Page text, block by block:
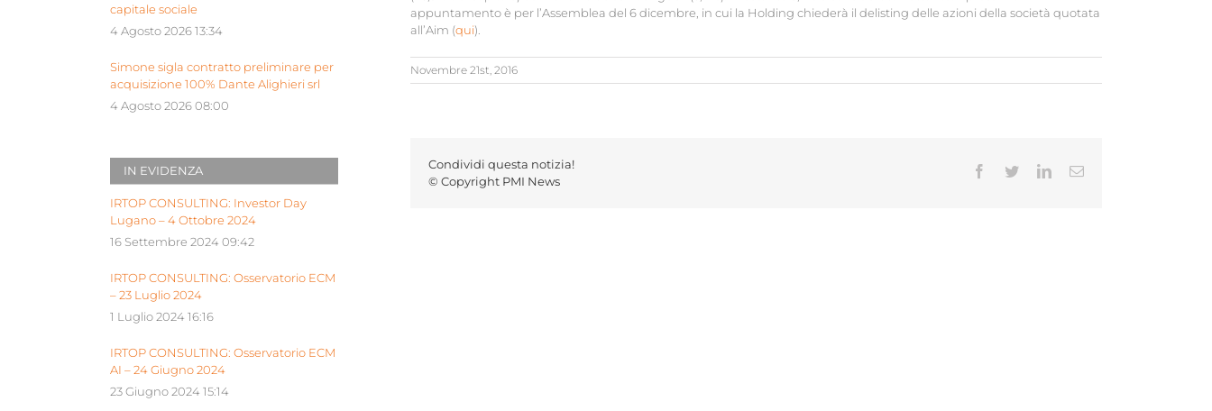
appuntamento è per l’Assemblea del 6 dicembre, in cui la Holding chiederà il delisting delle azioni della società quotata
all’Aim (qui).
Novembre 21st, 2016
Condividi questa notizia!
© Copyright PMI News
Facebook
TwitterLinkedInEmail
capitale sociale
4 Agosto 2026 13:34
Simone sigla contratto preliminare per
acquisizione 100% Dante Alighieri srl
4 Agosto 2026 08:00
IN EVIDENZA
IRTOP CONSULTING: Investor Day
Lugano – 4 Ottobre 2024
16 Settembre 2024 09:42
IRTOP CONSULTING: Osservatorio ECM
– 23 Luglio 2024
1 Luglio 2024 16:16
IRTOP CONSULTING: Osservatorio ECM
AI – 24 Giugno 2024
23 Giugno 2024 15:14